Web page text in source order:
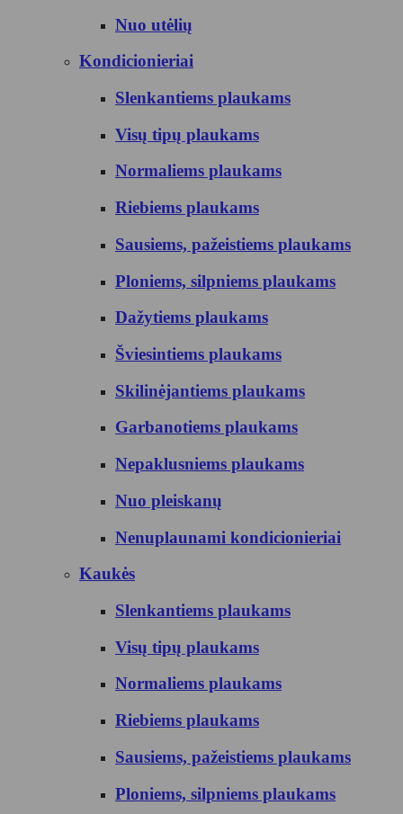
Nuo utėlių
Kondicionieriai
Slenkantiems plaukams
Visų tipų plaukams
Normaliems plaukams
Riebiems plaukams
Sausiems, pažeistiems plaukams
Ploniems, silpniems plaukams
Dažytiems plaukams
Šviesintiems plaukams
Skilinėjantiems plaukams
Garbanotiems plaukams
Nepaklusniems plaukams
Nuo pleiskanų
Nenuplaunami kondicionieriai
Kaukės
Slenkantiems plaukams
Visų tipų plaukams
Normaliems plaukams
Riebiems plaukams
Sausiems, pažeistiems plaukams
Ploniems, silpniems plaukams